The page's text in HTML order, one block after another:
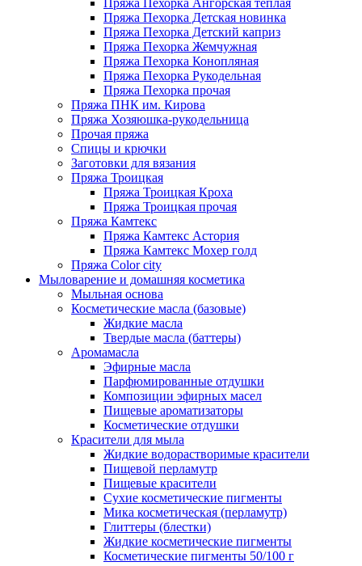
Пряжа Пехорка Детская новинка
Пряжа Пехорка Детский каприз
Пряжа Пехорка Жемчужная
Пряжа Пехорка Конопляная
Пряжа Пехорка Рукодельная
Пряжа Пехорка прочая
Пряжа ПНК им. Кирова
Пряжа Хозяюшка-рукодельница
Прочая пряжа
Спицы и крючки
Заготовки для вязания
Пряжа Троицкая
Пряжа Троицкая Кроха
Пряжа Троицкая прочая
Пряжа Камтекс
Пряжа Камтекс Астория
Пряжа Камтекс Мохер голд
Пряжа Color city
Мыловарение и домашняя косметика
Мыльная основа
Косметические масла (базовые)
Жидкие масла
Твердые масла (баттеры)
Аромамасла
Эфирные масла
Парфюмированные отдушки
Композиции эфирных масел
Пищевые ароматизаторы
Косметические отдушки
Красители для мыла
Жидкие водорастворимые красители
Пищевой перламутр
Пищевые красители
Сухие косметические пигменты
Мика косметическая (перламутр)
Глиттеры (блестки)
Жидкие косметические пигменты
Косметические пигменты 50/100 г